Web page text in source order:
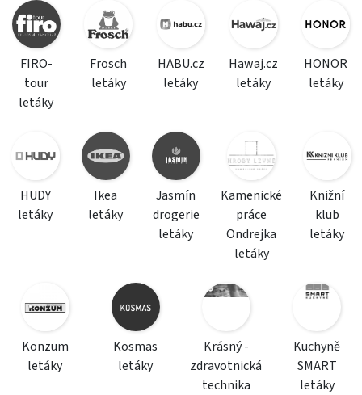
FIRO-
tour
letáky
Frosch
letáky
HABU.cz
letáky
Hawaj.cz
letáky
HONOR
letáky
HUDY
letáky
Ikea
letáky
Jasmín
drogerie
letáky
Kamenické
práce
Ondrejka
letáky
Knižní
klub
letáky
Konzum
letáky
Kosmas
letáky
Krásný -
zdravotnická
technika
Kuchyně
SMART
letáky